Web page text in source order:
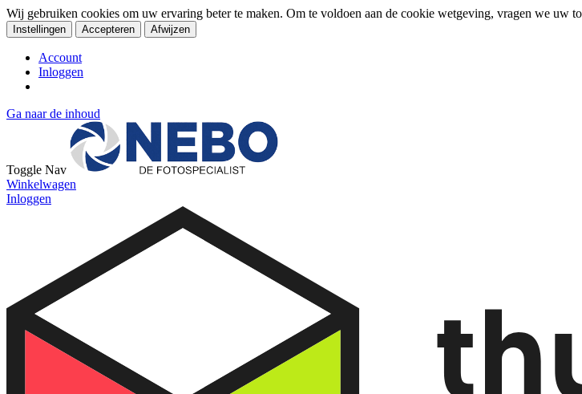
Wij gebruiken cookies om uw ervaring beter te maken. Om te voldoen aan de cookie wetgeving, vragen we uw
Instellingen Accepteren Afwijzen
Account
Inloggen
Ga naar de inhoud
Toggle Nav
Winkelwagen
Inloggen